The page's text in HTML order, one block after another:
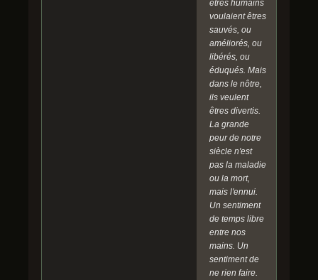
êtres humains
voulaient êtres
sauvés, ou
améliorés, ou
libérés, ou
éduqués. Mais
dans le nôtre,
ils veulent
êtres divertis.
La grande
peur de notre
siècle n'est
pas la maladie
ou la mort,
mais l'ennui.
Un sentiment
de temps libre
entre nos
mains. Un
sentiment de
ne rien faire.